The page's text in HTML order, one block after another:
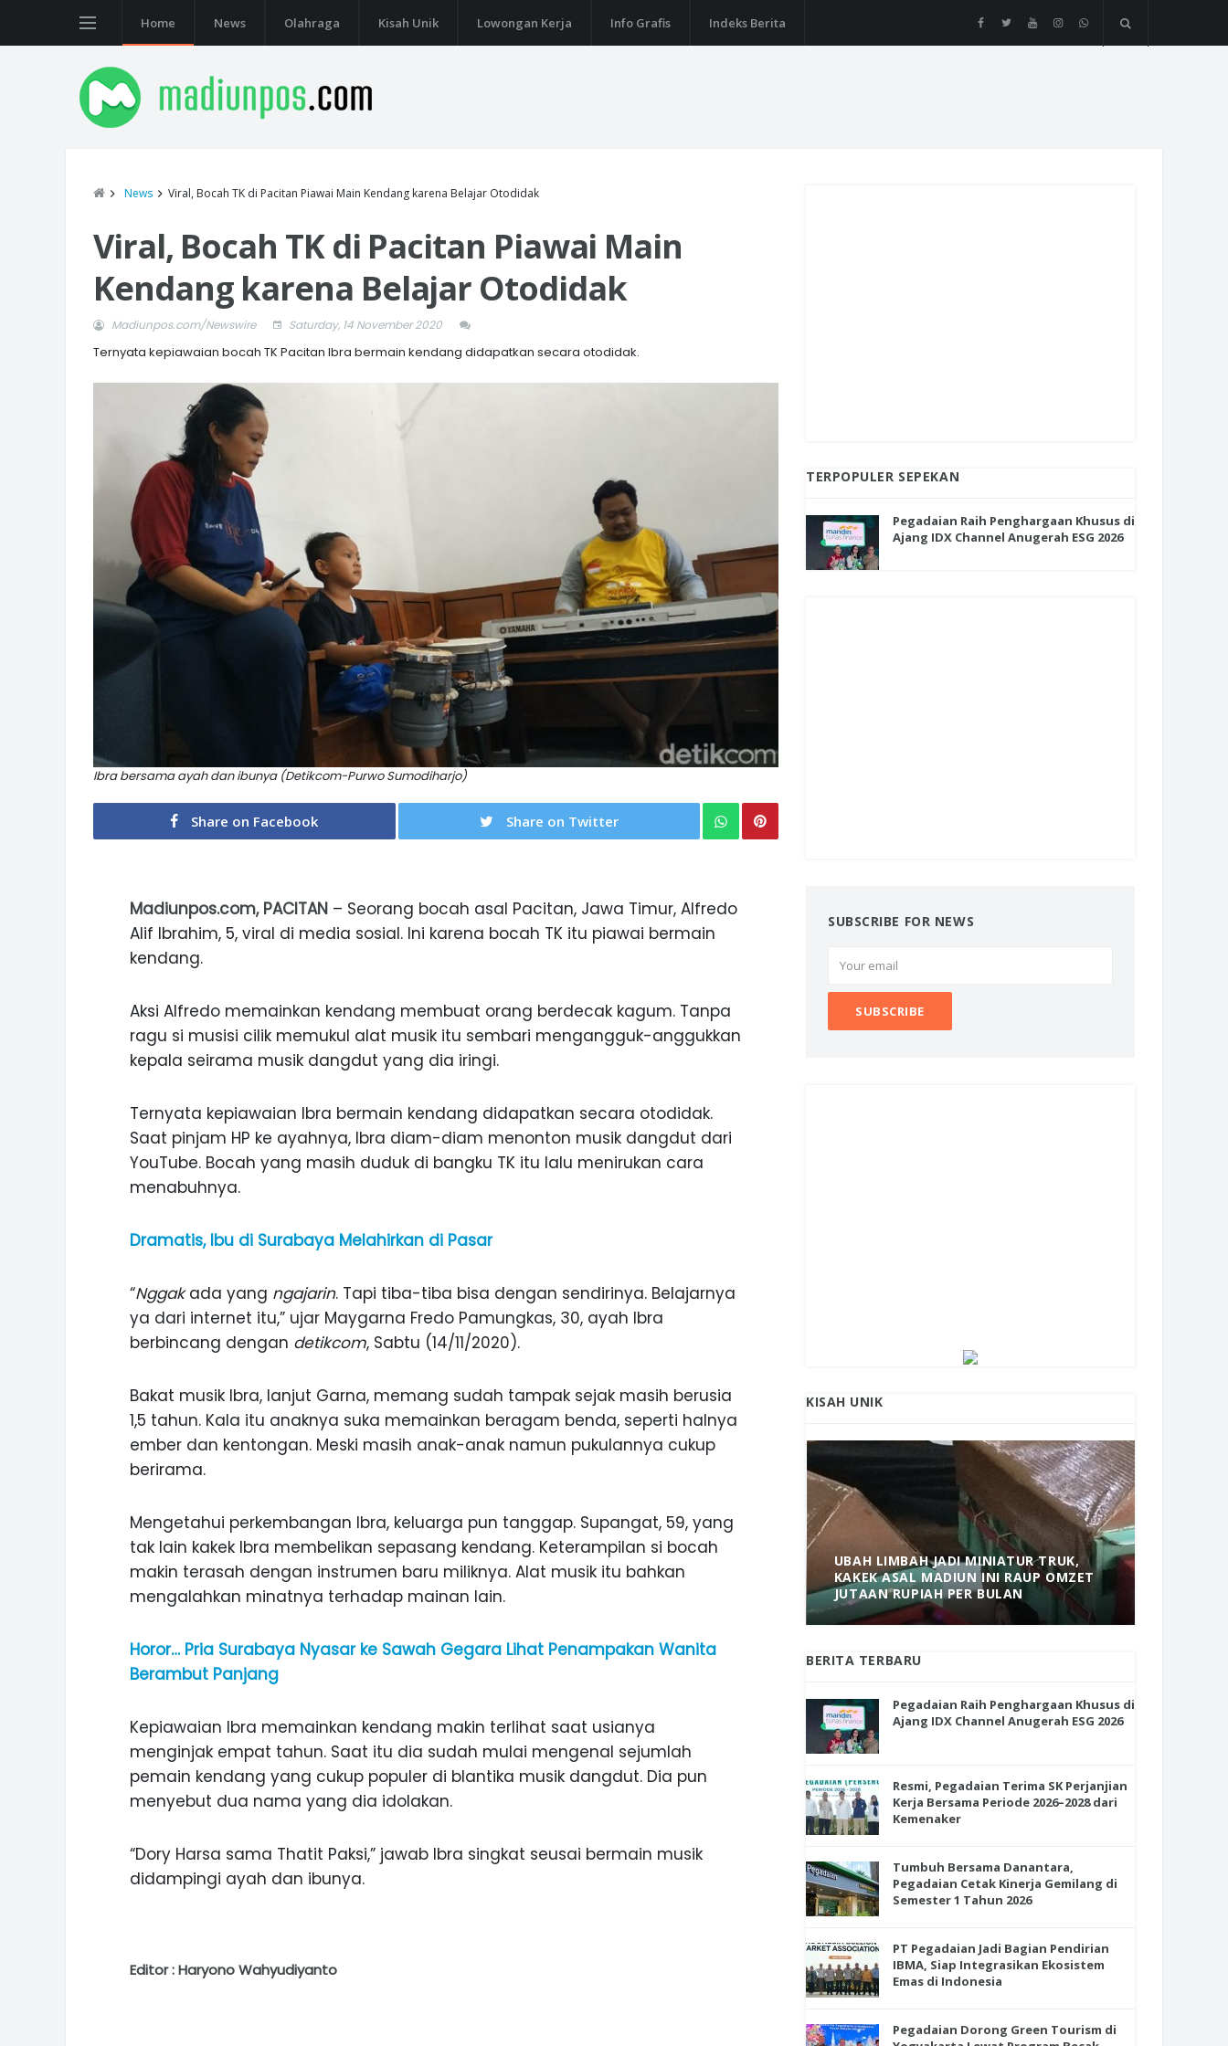
Home News Olahraga Kisah Unik Lowongan Kerja Info Grafis Indeks Berita
News Viral, Bocah TK di Pacitan Piawai Main Kendang karena Belajar Otodidak
Viral, Bocah TK di Pacitan Piawai Main
Kendang karena Belajar Otodidak
Madiunpos.com/Newswire Saturday, 14 November 2020
Ternyata kepiawaian bocah TK Pacitan Ibra bermain kendang didapatkan secara otodidak.
Ibra bersama ayah dan ibunya (Detikcom-Purwo Sumodiharjo)
Share on Facebook Share on Twitter
Madiunpos.com, PACITAN – Seorang bocah asal Pacitan, Jawa Timur, Alfredo
Alif Ibrahim, 5, viral di media sosial. Ini karena bocah TK itu piawai bermain
kendang.
Aksi Alfredo memainkan kendang membuat orang berdecak kagum. Tanpa
ragu si musisi cilik memukul alat musik itu sembari mengangguk-anggukkan
kepala seirama musik dangdut yang dia iringi.
Ternyata kepiawaian Ibra bermain kendang didapatkan secara otodidak.
Saat pinjam HP ke ayahnya, Ibra diam-diam menonton musik dangdut dari
YouTube. Bocah yang masih duduk di bangku TK itu lalu menirukan cara
menabuhnya.
Dramatis, Ibu di Surabaya Melahirkan di Pasar
“Nggakada yang ngajarin. Tapi tiba-tiba bisa dengan sendirinya. Belajarnya
ya dari internet itu,” ujar Maygarna Fredo Pamungkas, 30, ayah Ibra
berbincang dengan detikcom, Sabtu (14/11/2020).
Bakat musik Ibra, lanjut Garna, memang sudah tampak sejak masih berusia
1,5 tahun. Kala itu anaknya suka memainkan beragam benda, seperti halnya
ember dan kentongan. Meski masih anak-anak namun pukulannya cukup
berirama.
Mengetahui perkembangan Ibra, keluarga pun tanggap. Supangat, 59, yang
tak lain kakek Ibra membelikan sepasang kendang. Keterampilan si bocah
makin terasah dengan instrumen baru miliknya. Alat musik itu bahkan
mengalahkan minatnya terhadap mainan lain.
Horor… Pria Surabaya Nyasar ke Sawah Gegara Lihat Penampakan Wanita
Berambut Panjang
Kepiawaian Ibra memainkan kendang makin terlihat saat usianya
menginjak empat tahun. Saat itu dia sudah mulai mengenal sejumlah
pemain kendang yang cukup populer di blantika musik dangdut. Dia pun
menyebut dua nama yang dia idolakan.
“Dory Harsa sama Thatit Paksi,” jawab Ibra singkat seusai bermain musik
didampingi ayah dan ibunya.
Editor : Haryono Wahyudiyanto
TERPOPULER SEPEKAN
Pegadaian Raih Penghargaan Khusus di
Ajang IDX Channel Anugerah ESG 2026
SUBSCRIBE FOR NEWS
KISAH UNIK
MANIS, LEGIT, DAN PAHIT, NIKMATNYA
DURIAN SEGULUNG MADIUN
ANAK-ANAK BOJONEGORO DAN
NGANJUK SEKOLAH DI SMPN SARADAN
UBAH LIMBAH JADI MINIATUR TRUK,
KAKEK ASAL MADIUN INI RAUP OMZET
JUTAAN RUPIAH PER BULAN
BERITA TERBARU
Pegadaian Raih Penghargaan Khusus di
Ajang IDX Channel Anugerah ESG 2026
Resmi, Pegadaian Terima SK Perjanjian
Kerja Bersama Periode 2026–2028 dari
Kemenaker
Tumbuh Bersama Danantara,
Pegadaian Cetak Kinerja Gemilang di
Semester 1 Tahun 2026
PT Pegadaian Jadi Bagian Pendirian
IBMA, Siap Integrasikan Ekosistem
Emas di Indonesia
Pegadaian Dorong Green Tourism di